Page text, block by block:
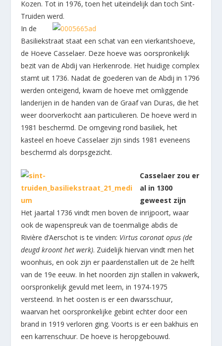
Kozen. Tot in 1976, toen het uiteindelijk dan toch Sint-
Truiden werd.
In de
Basiliekstraat staat een schat van een vierkantshoeve,
de Hoeve Casselaer. Deze hoeve was oorspronkelijk
bezit van de Abdij van Herkenrode. Het huidige complex
stamt uit 1736. Nadat de goederen van de Abdij in 1796
werden onteigend, kwam de hoeve met omliggende
landerijen in de handen van de Graaf van Duras, die het
weer doorverkocht aan particulieren. De hoeve werd in
1981 beschermd. De omgeving rond basiliek, het
kasteel en hoeve Casselaer zijn sinds 1981 eveneens
beschermd als dorpsgezicht.
Casselaer zou er
al in 1300
geweest zijn
Het jaartal 1736 vindt men boven de inrijpoort, waar
ook de wapenspreuk van de toenmalige abdis de
Rivière d’Aerschot is te vinden: Virtus coronat opus (de
deugd kroont het werk). Zuidelijk hiervan vindt men het
woonhuis, en ook zijn er paardenstallen uit de 2e helft
van de 19e eeuw. In het noorden zijn stallen in vakwerk,
oorspronkelijk gevuld met leem, in 1974-1975
versteend. In het oosten is er een dwarsschuur,
waarvan het oorspronkelijke gebint echter door een
brand in 1919 verloren ging. Voorts is er een bakhuis en
een karrenschuur. De hoeve is heropgebouwd.